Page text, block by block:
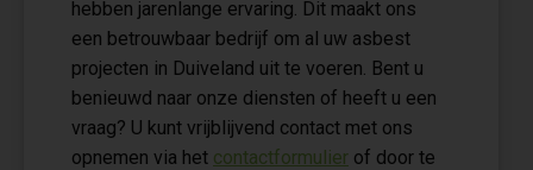
hebben jarenlange ervaring. Dit maakt ons
een betrouwbaar bedrijf om al uw asbest
projecten in Duiveland uit te voeren. Bent u
benieuwd naar onze diensten of heeft u een
vraag? U kunt vrijblijvend contact met ons
opnemen via het contactformulier of door te